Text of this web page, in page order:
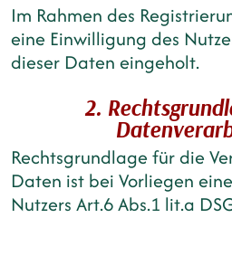
Im Rahmen des
eine Einwilligung des
dieser Daten eingeholt.
2.
Rechtsgrundlage für die
Daten ist bei Vorliegen
Nutzers Art.6 Abs.1 lit.a